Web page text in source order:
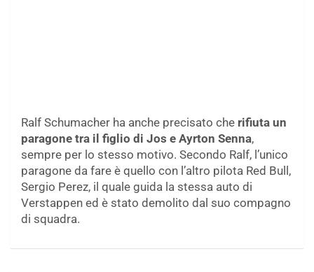
Ralf Schumacher ha anche precisato che rifiuta un
paragone tra il figlio di Jos e Ayrton Senna,
sempre per lo stesso motivo. Secondo Ralf, l’unico
paragone da fare è quello con l’altro pilota Red Bull,
Sergio Perez, il quale guida la stessa auto di
Verstappen ed è stato demolito dal suo compagno
di squadra.